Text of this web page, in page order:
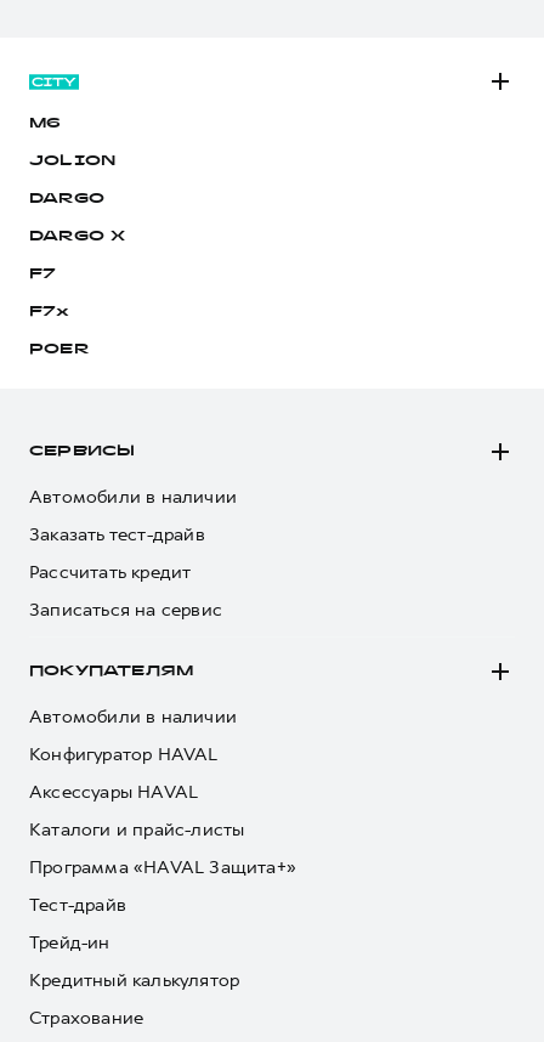
M6
JOLION
DARGO
DARGO Х
F7
F7x
POER
СЕРВИСЫ
Автомобили в наличии
Заказать тест-драйв
Рассчитать кредит
Записаться на сервис
ПОКУПАТЕЛЯМ
Автомобили в наличии
Конфигуратор HAVAL
Аксессуары HAVAL
Каталоги и прайс-листы
Программа «HAVAL Защита+»
Тест-драйв
Трейд-ин
Кредитный калькулятор
Страхование